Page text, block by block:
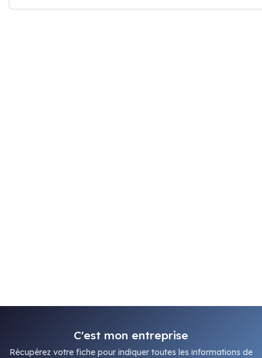
C'est mon entreprise
Récupérez votre fiche pour indiquer toutes les informations de